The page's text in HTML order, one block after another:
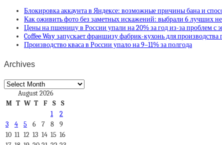
Блокировка аккаунта в Яндексе: возможные причины бана и
Как оживить фото без заметных искажений: выбрали 6 лучших
Цены на пшеницу в России упали на 20% за год из-за проблем с
Coffee Way запускает франшизу фабрик-кухонь для производства
Производство кваса в России упало на 9–11% за полгода
Archives
Archives
August 2026
M T W T F S
S
1
2
3
4 5 6 7 8
9
10 11 12 13 14 15 16